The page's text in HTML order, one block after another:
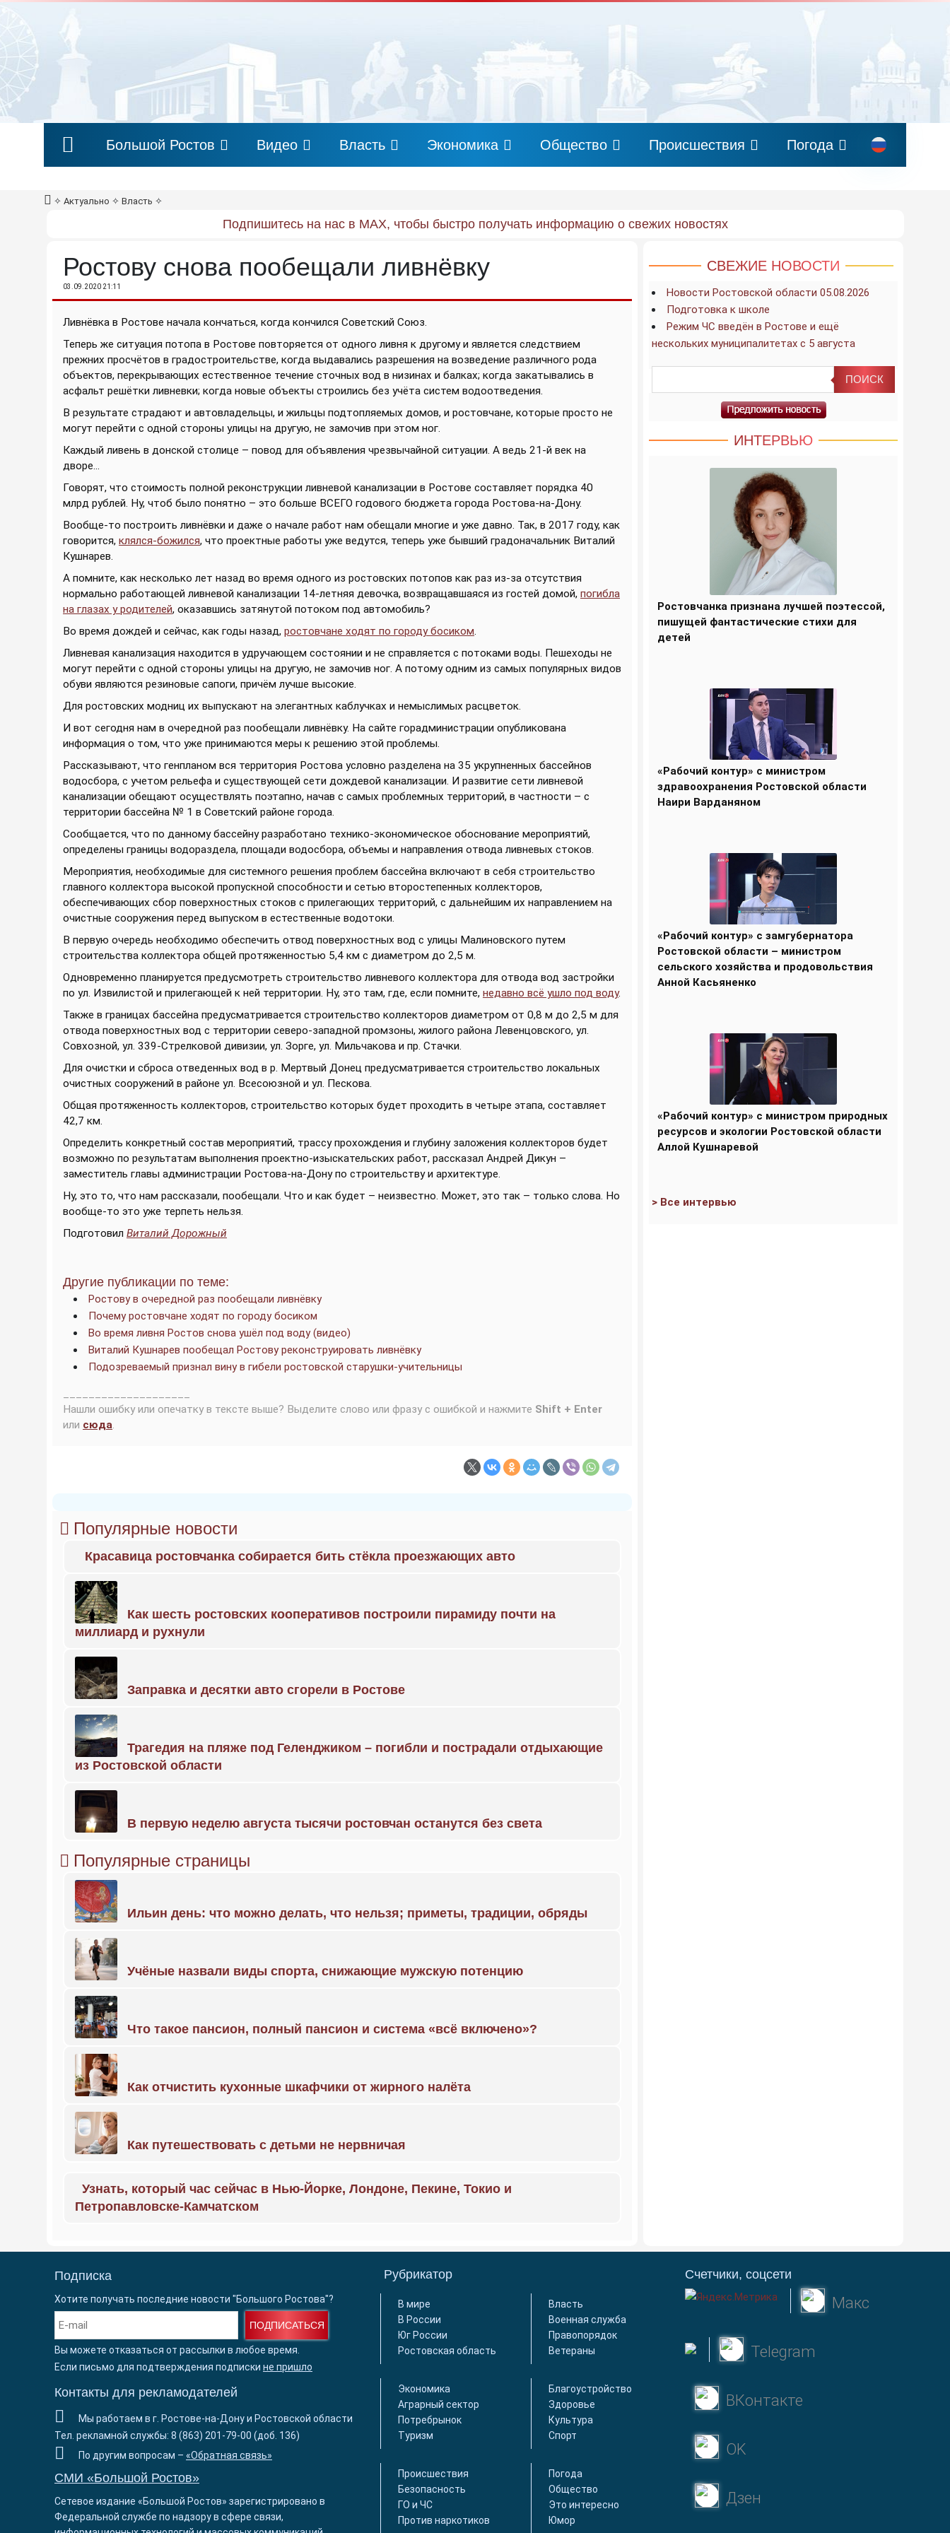
Большой Ростов Видео Власть Экономика Общество Происшествия Погода
✧ Актуально ✧ Власть ✧
Подпишитесь на нас в MAX, чтобы быстро получать информацию о свежих новостях
Ростову снова пообещали ливнёвку
03.09.2020 21:11
Ливнёвка в Ростове начала кончаться, когда кончился Советский Союз.
Теперь же ситуация потопа в Ростове повторяется от одного ливня к другому и является следствием
прежних просчётов в градостроительстве, когда выдавались разрешения на возведение различного рода
объектов, перекрывающих естественное течение сточных вод в низинах и балках; когда закатывались в
асфальт решётки ливневки; когда новые объекты строились без учёта систем водоотведения.
В результате страдают и автовладельцы, и жильцы подтопляемых домов, и ростовчане, которые просто не
могут перейти с одной стороны улицы на другую, не замочив при этом ног.
Каждый ливень в донской столице – повод для объявления чрезвычайной ситуации. А ведь 21-й век на
дворе...
Говорят, что стоимость полной реконструкции ливневой канализации в Ростове составляет порядка 40
млрд рублей. Ну, чтоб было понятно – это больше ВСЕГО годового бюджета города Ростова-на-Дону.
Вообще-то построить ливнёвки и даже о начале работ нам обещали многие и уже давно. Так, в 2017 году, как
говорится, клялся-божился, что проектные работы уже ведутся, теперь уже бывший градоначальник Виталий
Кушнарев.
А помните, как несколько лет назад во время одного из ростовских потопов как раз из-за отсутствия
нормально работающей ливневой канализации 14-летняя девочка, возвращавшаяся из гостей домой, погибла
на глазах у родителей, оказавшись затянутой потоком под автомобиль?
Во время дождей и сейчас, как годы назад, ростовчане ходят по городу босиком.
Ливневая канализация находится в удручающем состоянии и не справляется с потоками воды. Пешеходы не
могут перейти с одной стороны улицы на другую, не замочив ног. А потому одним из самых популярных видов
обуви являются резиновые сапоги, причём лучше высокие.
Для ростовских модниц их выпускают на элегантных каблучках и немыслимых расцветок.
И вот сегодня нам в очередной раз пообещали ливнёвку. На сайте горадминистрации опубликована
информация о том, что уже принимаются меры к решению этой проблемы.
Рассказывают, что генпланом вся территория Ростова условно разделена на 35 укрупненных бассейнов
водосбора, с учетом рельефа и существующей сети дождевой канализации. И развитие сети ливневой
канализации обещают осуществлять поэтапно, начав с самых проблемных территорий, в частности – с
территории бассейна № 1 в Советский районе города.
Сообщается, что по данному бассейну разработано технико-экономическое обоснование мероприятий,
определены границы водораздела, площади водосбора, объемы и направления отвода ливневых стоков.
Мероприятия, необходимые для системного решения проблем бассейна включают в себя строительство
главного коллектора высокой пропускной способности и сетью второстепенных коллекторов,
обеспечивающих сбор поверхностных стоков с прилегающих территорий, с дальнейшим их направлением на
очистные сооружения перед выпуском в естественные водотоки.
В первую очередь необходимо обеспечить отвод поверхностных вод с улицы Малиновского путем
строительства коллектора общей протяженностью 5,4 км с диаметром до 2,5 м.
Одновременно планируется предусмотреть строительство ливневого коллектора для отвода вод застройки
по ул. Извилистой и прилегающей к ней территории. Ну, это там, где, если помните, недавно всё ушло под воду.
Также в границах бассейна предусматривается строительство коллекторов диаметром от 0,8 м до 2,5 м для
отвода поверхностных вод с территории северо-западной промзоны, жилого района Левенцовского, ул.
Совхозной, ул. 339-Стрелковой дивизии, ул. Зорге, ул. Мильчакова и пр. Стачки.
Для очистки и сброса отведенных вод в р. Мертвый Донец предусматривается строительство локальных
очистных сооружений в районе ул. Всесоюзной и ул. Пескова.
Общая протяженность коллекторов, строительство которых будет проходить в четыре этапа, составляет
42,7 км.
Определить конкретный состав мероприятий, трассу прохождения и глубину заложения коллекторов будет
возможно по результатам выполнения проектно-изыскательских работ, рассказал Андрей Дикун –
заместитель главы администрации Ростова-на-Дону по строительству и архитектуре.
Ну, это то, что нам рассказали, пообещали. Что и как будет – неизвестно. Может, это так – только слова. Но
вообще-то это уже терпеть нельзя.
Подготовил Виталий Дорожный
Другие публикации по теме:
Ростову в очередной раз пообещали ливнёвку
Почему ростовчане ходят по городу босиком
Во время ливня Ростов снова ушёл под воду (видео)
Виталий Кушнарев пообещал Ростову реконструировать ливнёвку
Подозреваемый признал вину в гибели ростовской старушки-учительницы
Нашли ошибку или опечатку в тексте выше? Выделите слово или фразу с ошибкой и нажмите Shift + Enter
или сюда.
Популярные новости
Красавица ростовчанка собирается бить стёкла проезжающих авто
Как шесть ростовских кооперативов построили пирамиду почти на
миллиард и рухнули
Заправка и десятки авто сгорели в Ростове
Трагедия на пляже под Геленджиком – погибли и пострадали отдыхающие
из Ростовской области
В первую неделю августа тысячи ростовчан останутся без света
Популярные страницы
Ильин день: что можно делать, что нельзя; приметы, традиции, обряды
Учёные назвали виды спорта, снижающие мужскую потенцию
Что такое пансион, полный пансион и система «всё включено»?
Как отчистить кухонные шкафчики от жирного налёта
Как путешествовать с детьми не нервничая
Узнать, который час сейчас в Нью-Йорке, Лондоне, Пекине, Токио и
Петропавловске-Камчатском
СВЕЖИЕ НОВОСТИ
Новости Ростовской области 05.08.2026
Подготовка к школе
Режим ЧС введён в Ростове и ещё
нескольких муниципалитетах с 5 августа
ИНТЕРВЬЮ
Ростовчанка признана лучшей поэтессой,
пишущей фантастические стихи для
детей
«Рабочий контур» с министром
здравоохранения Ростовской области
Наири Варданяном
«Рабочий контур» с замгубернатора
Ростовской области – министром
сельского хозяйства и продовольствия
Анной Касьяненко
«Рабочий контур» с министром природных
ресурсов и экологии Ростовской области
Аллой Кушнаревой
> Все интервью
Подписка
Хотите получать последние новости "Большого Ростова"?
ПОДПИСАТЬСЯ
Вы можете отказаться от рассылки в любое время.
Если письмо для подтверждения подписки не пришло
Контакты для рекламодателей
Мы работаем в г. Ростове-на-Дону и Ростовской области
Тел. рекламной службы: 8 (863) 201-79-00 (доб. 136)
По другим вопросам – «Обратная связь»
СМИ «Большой Ростов»
Сетевое издание «Большой Ростов» зарегистрировано в
Федеральной службе по надзору в сфере связи,
Рубрикатор
В мире
В России
Юг России
Ростовская область
Власть
Военная служба
Правопорядок
Ветераны
Экономика
Аграрный сектор
Потребрынок
Туризм
Благоустройство
Здоровье
Культура
Спорт
Происшествия
Безопасность
ГО и ЧС
Против наркотиков
Погода
Общество
Это интересно
Юмор
Счетчики, соцсети
Макс
Telegram
ВКонтакте
OK
Дзен